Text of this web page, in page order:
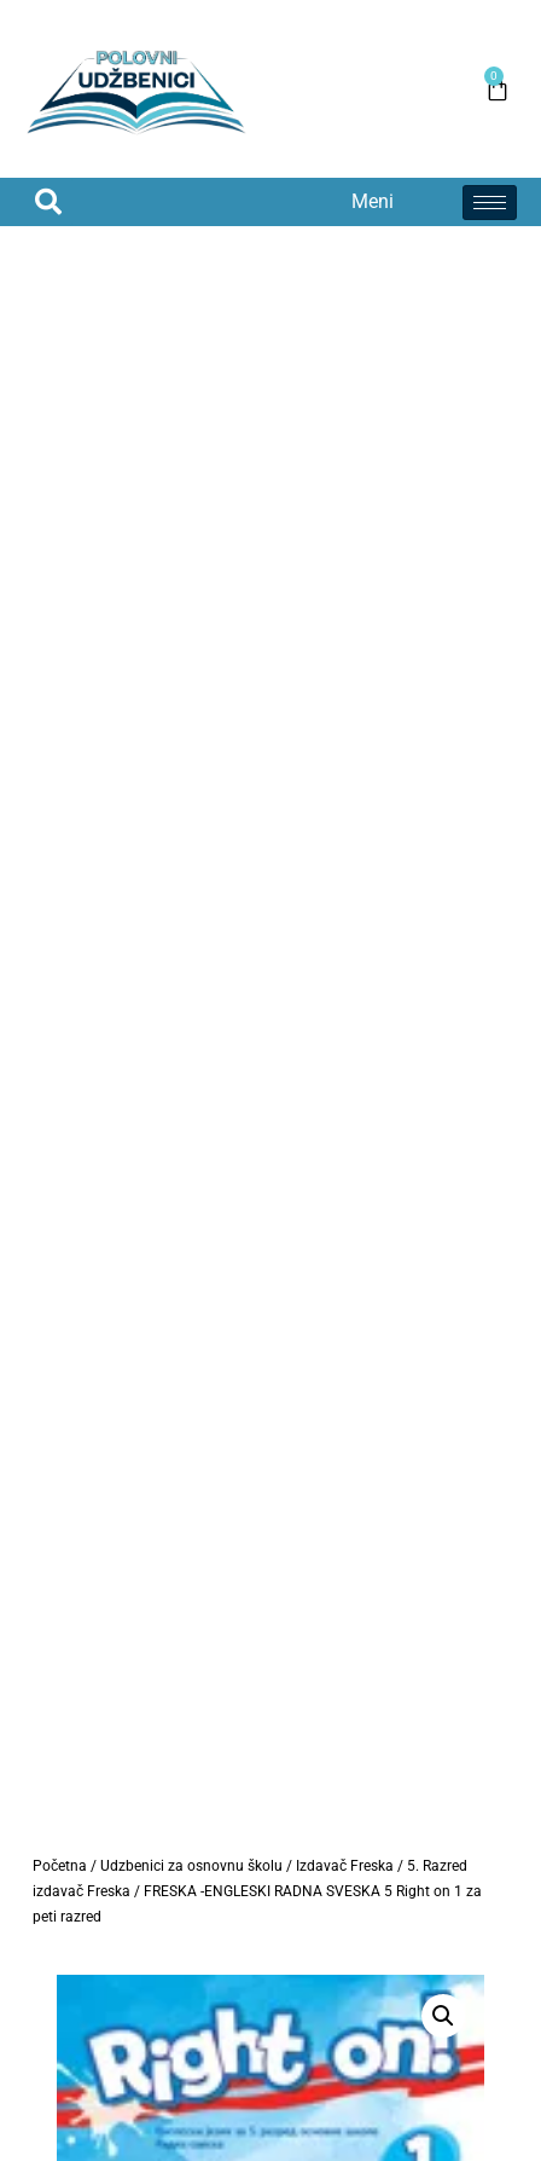
0
Meni
Početna / Udzbenici za osnovnu školu / Izdavač Freska / 5. Razred
izdavač Freska / FRESKA -ENGLESKI RADNA SVESKA 5 Right on 1 za
peti razred